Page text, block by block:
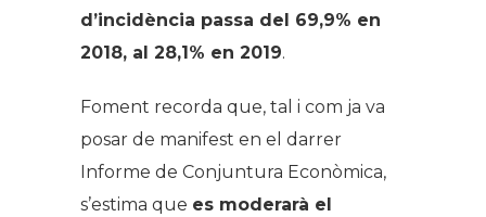
d’incidència passa del 69,9% en
2018, al 28,1% en 2019.
Foment recorda que, tal i com ja va
posar de manifest en el darrer
Informe de Conjuntura Econòmica,
s’estima que es moderarà el